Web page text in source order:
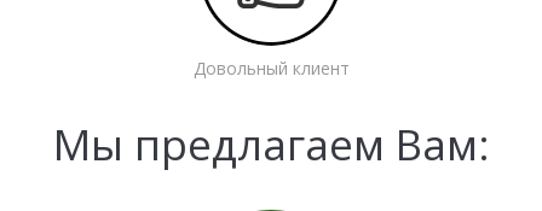
Довольный клиент
Мы предлагаем Вам: